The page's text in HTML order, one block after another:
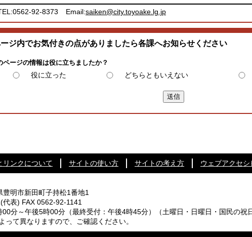
92-8373 Email:saiken@city.toyoake.lg.jp
ジ内でお気付きの点がありましたら各課へお知らせください
ページの情報は役に立ちましたか？
役に立った どちらともいえない
リンクについて サイトの使い方 サイトの考え方 ウェブアクセ
豊明市新田町子持松1番地1
(代表) FAX 0562-92-1141
00分～午後5時00分 （最終受付：午後4時45分）
（土曜日・日曜日・国民の祝
なりますので、ご確認ください。